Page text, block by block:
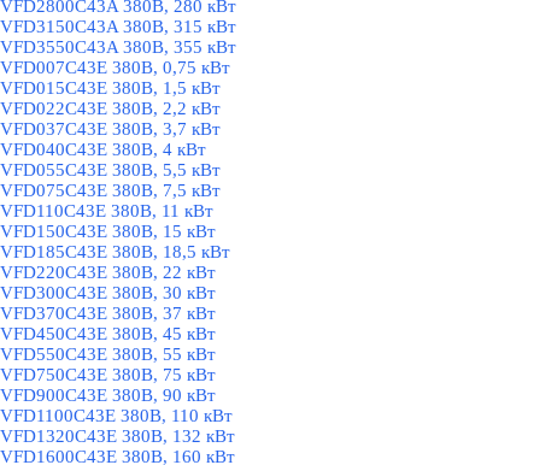
VFD2800C43A 380В, 280 кВт
VFD3150C43A 380В, 315 кВт
VFD3550C43A 380В, 355 кВт
VFD007C43E 380В, 0,75 кВт
VFD015C43E 380В, 1,5 кВт
VFD022C43E 380В, 2,2 кВт
VFD037C43E 380В, 3,7 кВт
VFD040C43E 380В, 4 кВт
VFD055C43E 380В, 5,5 кВт
VFD075C43E 380В, 7,5 кВт
VFD110C43E 380В, 11 кВт
VFD150C43E 380В, 15 кВт
VFD185C43E 380В, 18,5 кВт
VFD220C43E 380В, 22 кВт
VFD300C43E 380В, 30 кВт
VFD370C43E 380В, 37 кВт
VFD450C43E 380В, 45 кВт
VFD550C43E 380В, 55 кВт
VFD750C43E 380В, 75 кВт
VFD900C43E 380В, 90 кВт
VFD1100C43E 380В, 110 кВт
VFD1320C43E 380В, 132 кВт
VFD1600C43E 380В, 160 кВт